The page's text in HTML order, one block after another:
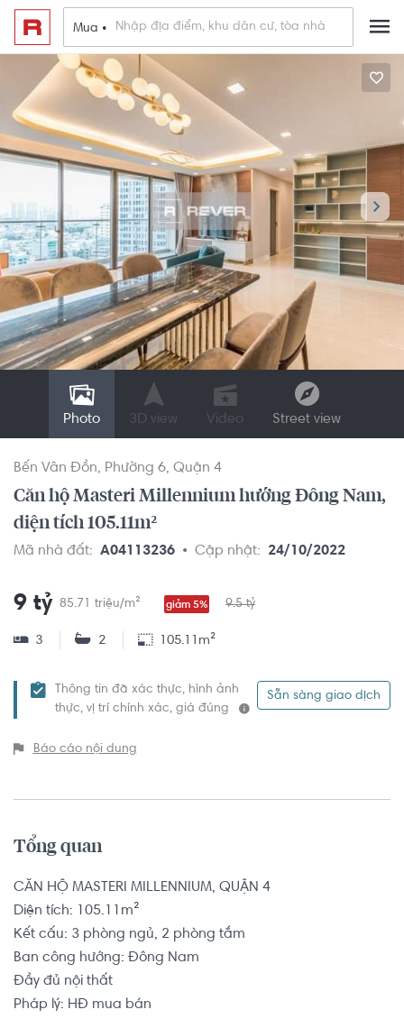
Mua •
Photo 3D view Video Street view
Bến Vân Đồn Phường 6 Quận 4
Căn hộ Masteri Millennium hướng Đông Nam,
diện tích 105.11m²
Mã nhà đất: A04113236 Cập nhật: 24/10/2022
9 tỷ 85.71 triệu/m² giảm 5% 9.5 tỷ
3 2 105.11m²
Thông tin đã xác thực, hình ảnh
thực, vị trí chính xác, giá đúng
Sẵn sàng giao dịch
Báo cáo nội dung
Tổng quan
CĂN HỘ MASTERI MILLENNIUM, QUẬN 4
Diện tích: 105.11m²
Kết cấu: 3 phòng ngủ, 2 phòng tắm
Ban công hướng: Đông Nam
Đầy đủ nội thất
Pháp lý: HĐ mua bán